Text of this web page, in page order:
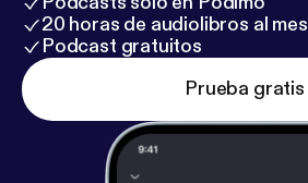
20 horas de audiolibros al mes
Podcast gratuitos
Prueba gratis